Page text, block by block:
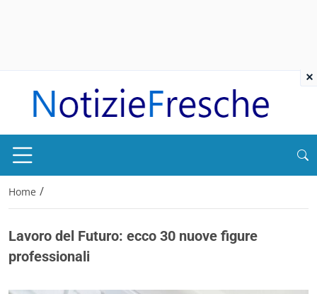
Home /
Lavoro del Futuro: ecco 30 nuove figure
professionali
×